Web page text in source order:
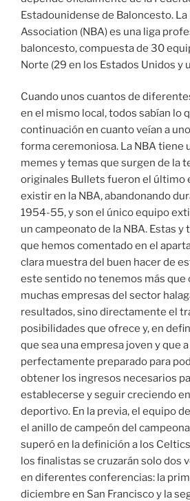
Estadounidense de Baloncesto.
Association (NBA) es una liga
baloncesto, compuesta de 30
Norte (29 en los Estados Unidos y
Cuando unos cuantos de
en el mismo local, todos sabían lo
continuación en cuanto veían a
forma ceremoniosa. La NBA tiene
memes y temas que surgen de la
originales Bullets fueron el último
existir en la NBA, abandonando
1954-55, y son el único equipo
un campeonato de la NBA. Estas y
que hemos comentado en el
clara muestra del buen hacer de
este sentido no tenemos más que
muchas empresas del sector
resultados, sino directamente el
posibilidades que ofrece y, en
que sea una empresa joven y que
perfectamente preparado para
obtener los ingresos necesarios
establecerse y seguir creciendo
deportivo. En la previa, el equipo
el anillo de campeón del
superó en la definición a los
los finalistas se cruzarán solo dos
en diferentes conferencias: la
diciembre en San Francisco y la